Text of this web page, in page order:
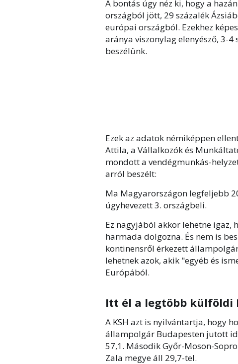
A bontás úgy néz ki, hogy a
országból jött, 29 százalék
európai országból. Ezekhez
aránya viszonylag elenyésző, 3-
beszélünk.
Ezek az adatok némiképpen
Attila, a Vállalkozók és
mondott a vendégmunkás-
arról beszélt:
Ma Magyarországon legfeljebb
úgyhevezett 3. országbeli.
Ez nagyjából akkor lehetne igaz,
harmada dolgozna. És nem is
kontinensről érkezett
lehetnek azok, akik "egyéb és
Európából.
Itt él a legtöbb külföldi
A KSH azt is nyilvántartja, hogy
állampolgár Budapesten jutott
57,1. Második Győr-Moson-
Zala megye áll 29,7-tel.